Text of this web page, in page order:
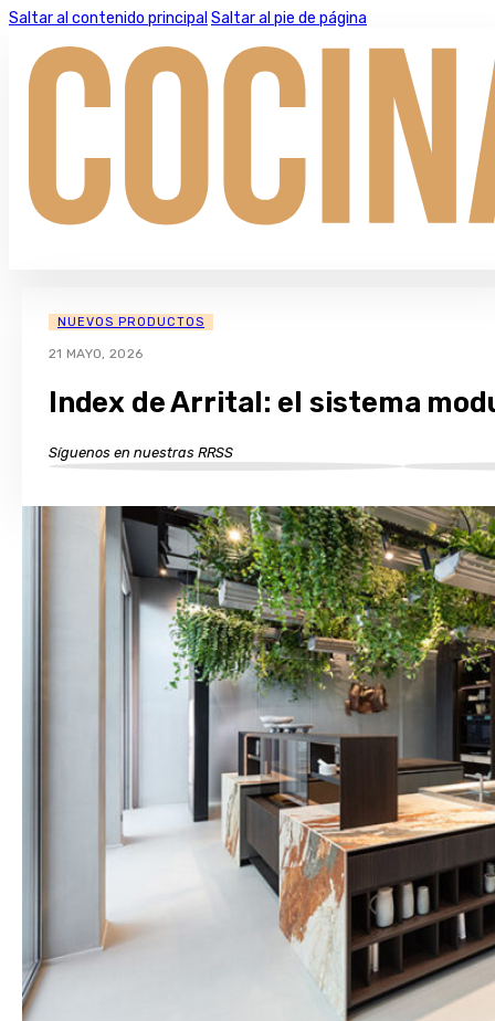
Saltar al contenido principal Saltar al pie de página
NUEVOS PRODUCTOS
21 MAYO, 2026
Index de Arrital: el sistema
Síguenos en nuestras RRSS